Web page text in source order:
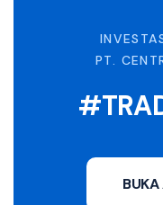
PT.